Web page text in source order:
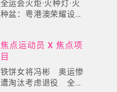
全运会火炬·火种灯·火
种盆：粤港澳荣耀设计
焦点运动员 X 焦点项
目
铁饼女将冯彬 奥运惨
遭淘汰考虑退役 全运